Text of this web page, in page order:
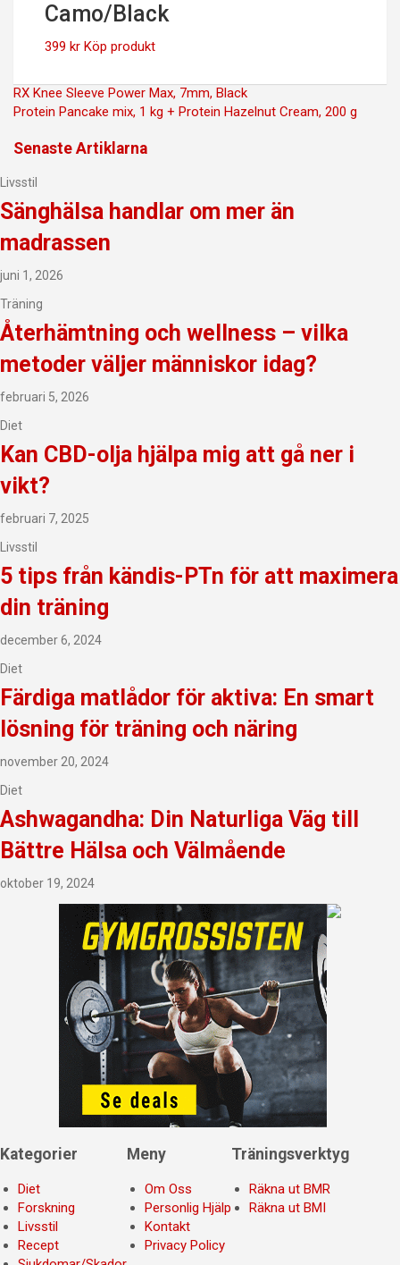
Camo/Black
399 kr Köp produkt
Inläggsnavigering
RX Knee Sleeve Power Max, 7mm, Black
Protein Pancake mix, 1 kg + Protein Hazelnut Cream, 200 g
Senaste Artiklarna
Livsstil
Sänghälsa handlar om mer än
madrassen
juni 1, 2026
Träning
Återhämtning och wellness – vilka
metoder väljer människor idag?
februari 5, 2026
Diet
Kan CBD-olja hjälpa mig att gå ner i
vikt?
februari 7, 2025
Livsstil
5 tips från kändis-PTn för att maximera
din träning
december 6, 2024
Diet
Färdiga matlådor för aktiva: En smart
lösning för träning och näring
november 20, 2024
Diet
Ashwagandha: Din Naturliga Väg till
Bättre Hälsa och Välmående
oktober 19, 2024
Kategorier
Diet
Forskning
Livsstil
Recept
Meny
Om Oss
Personlig Hjälp
Kontakt
Privacy Policy
Träningsverktyg
Räkna ut BMR
Räkna ut BMI